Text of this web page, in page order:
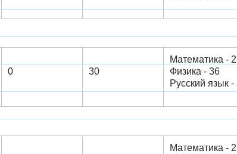
0 30
Математика -
Физика - 36
Русский язык -
Математика -